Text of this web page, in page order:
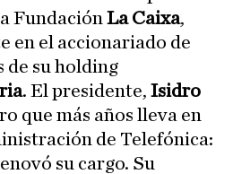
Fundación La Caixa,
en el accionariado de
de su holding
. El presidente, Isidro
que más años lleva en
de Telefónica:
su cargo. Su